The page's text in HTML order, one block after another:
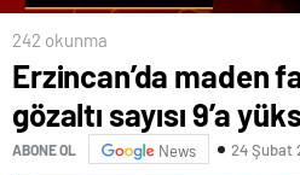
242 okunma
Erzincan’da maden
gözaltı sayısı 9’a
ABONE OL News 24 Şubat